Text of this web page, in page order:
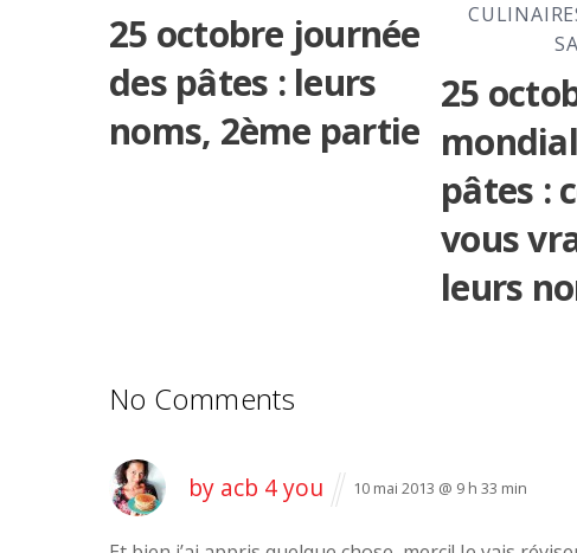
25 octobre journée
des pâtes : leurs
noms, 2ème partie
25
pâtes :
vous
leurs
No Comments
by acb 4 you 10 mai 2013 @ 9 h 33 min